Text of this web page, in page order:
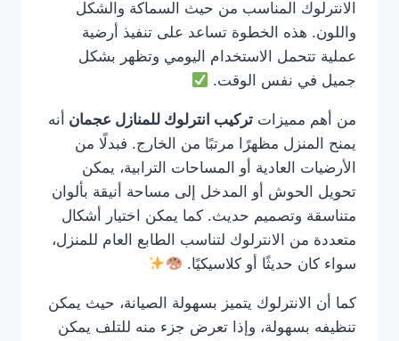
الانترلوك المناسب من حيث السماكة والشكل
واللون. هذه الخطوة تساعد على تنفيذ أرضية
عملية تتحمل الاستخدام اليومي وتظهر بشكل
جميل في نفس الوقت.
من أهم مميزات تركيب انترلوك للمنازل عجمان أنه
يمنح المنزل مظهرًا مرتبًا من الخارج. فبدلًا من
الأرضيات العادية أو المساحات الترابية، يمكن
تحويل الحوش أو المدخل إلى مساحة أنيقة بألوان
متناسقة وتصميم حديث. كما يمكن اختيار أشكال
متعددة من الانترلوك لتناسب الطابع العام للمنزل،
سواء كان حديثًا أو كلاسيكيًا.
كما أن الانترلوك يتميز بسهولة الصيانة، حيث يمكن
تنظيفه بسهولة، وإذا تعرض جزء منه للتلف يمكن